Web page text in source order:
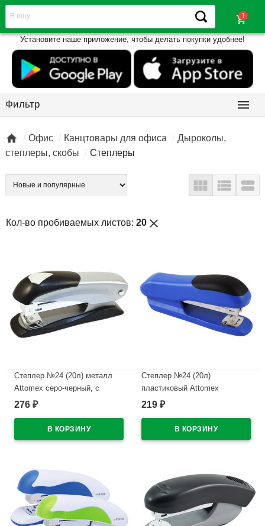
shopping_cart
Установите наше приложение, чтобы делать покупки удобнее!
Фильтр 
 Офис Канцтовары для офиса
Дыроколы,
степлеры, скобы
Степлеры
  
Кол-во пробиваемых листов: 20 close
Степлер №24 (20л) металл
Attomex серо-черный, с
антистеплером арт.4142370
276 ₽
Степлер №24 (20л)
пластиковый Attomex
арт.4142310
219 ₽